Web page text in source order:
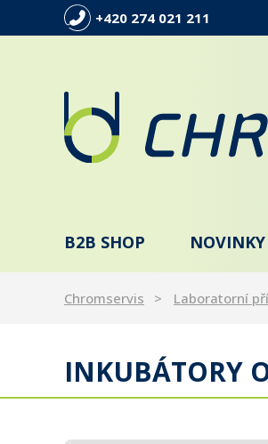
+420 274 021 211
B2B SHOP
Chromservis Laboratorní
INKUBÁTORY